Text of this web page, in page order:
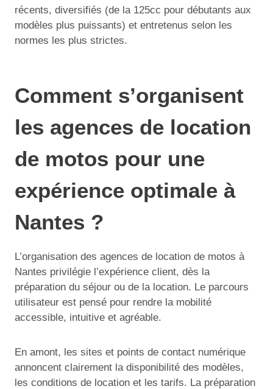
récents, diversifiés (de la 125cc pour débutants aux
modèles plus puissants) et entretenus selon les
normes les plus strictes.
Comment s’organisent
les agences de location
de motos pour une
expérience optimale à
Nantes ?
L’organisation des agences de location de motos à
Nantes privilégie l’expérience client, dès la
préparation du séjour ou de la location. Le parcours
utilisateur est pensé pour rendre la mobilité
accessible, intuitive et agréable.
En amont, les sites et points de contact numérique
annoncent clairement la disponibilité des modèles,
les conditions de location et les tarifs. La préparation